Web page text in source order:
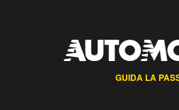
GUIDA LA